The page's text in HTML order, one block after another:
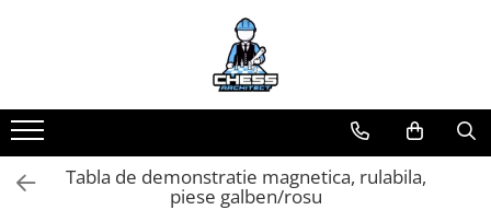
Materiale Șahiste
Accesorii
Accesorii tabla
Tabla de demonstratie magnetica, rulabila,
piese galben/rosu